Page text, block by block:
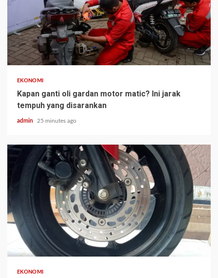
EKONOMI
Kapan ganti oli gardan motor matic? Ini jarak
tempuh yang disarankan
admin 25 minutes ago
EKONOMI